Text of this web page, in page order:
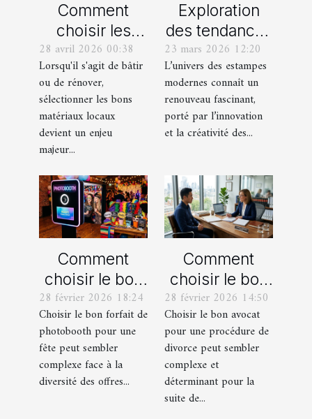
Comment
choisir les
meilleurs
matériaux
locaux pour
votre maison ?
28 avril 2026 00:38
Lorsqu'il s'agit de bâtir
ou de rénover,
sélectionner les bons
matériaux locaux
devient un enjeu
majeur...
Exploration
des tendances
actuelles en
estampes
modernes
23 mars 2026 12:20
L’univers des estampes
modernes connaît un
renouveau fascinant,
porté par l’innovation
et la créativité des...
Comment
choisir le bon
forfait de
photobooth
pour votre fête
28 février 2026 18:24
Choisir le bon forfait de
photobooth pour une
fête peut sembler
complexe face à la
diversité des offres...
Comment
choisir le bon
avocat pour
votre
procédure de
divorce ?
28 février 2026 14:50
Choisir le bon avocat
pour une procédure de
divorce peut sembler
complexe et
déterminant pour la
suite de...